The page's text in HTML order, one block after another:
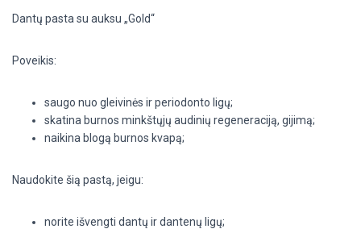
Dantų pasta su auksu „Gold“
Poveikis:
saugo nuo gleivinės ir periodonto ligų;
skatina burnos minkštųjų audinių regeneraciją, gijimą;
naikina blogą burnos kvapą;
Naudokite šią pastą, jeigu:
norite išvengti dantų ir dantenų ligų;